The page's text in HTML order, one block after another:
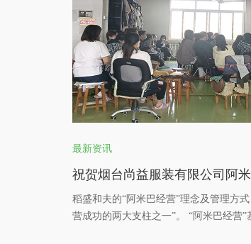
最新资讯
稻盛和夫的“阿米巴经营”理念及管理方
营成功的两大支柱之一”。 “阿米巴经营”